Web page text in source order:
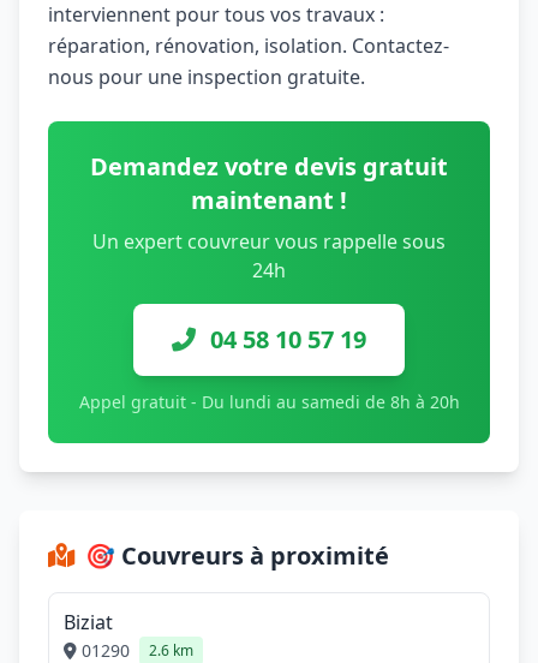
interviennent pour tous vos travaux :
réparation, rénovation, isolation. Contactez-
nous pour une inspection gratuite.
Demandez votre devis gratuit
maintenant !
Un expert couvreur vous rappelle sous
24h
04 58 10 57 19
Appel gratuit - Du lundi au samedi de 8h à 20h
🎯 Couvreurs à proximité
Biziat
01290 2.6 km